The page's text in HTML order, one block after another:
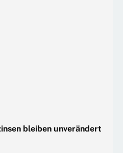
bleiben unverändert